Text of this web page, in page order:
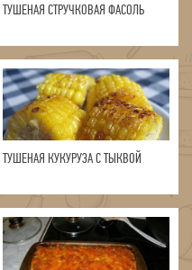
ТУШЕНАЯ СТРУЧКОВАЯ ФАСОЛЬ
ТУШЕНАЯ КУКУРУЗА С ТЫКВОЙ